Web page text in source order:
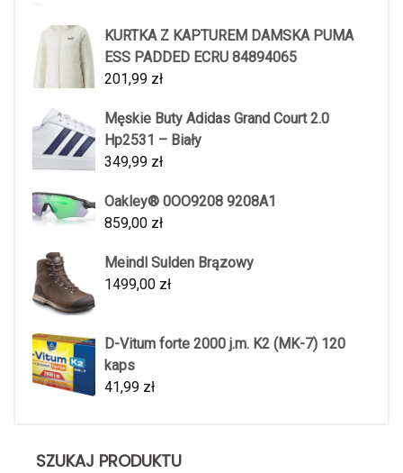
KURTKA Z KAPTUREM DAMSKA PUMA
ESS PADDED ECRU 84894065
201,99 zł
Męskie Buty Adidas Grand Court 2.0
Hp2531 – Biały
349,99 zł
Oakley® 0OO9208 9208A1
859,00 zł
Meindl Sulden Brązowy
1499,00 zł
D-Vitum forte 2000 j.m. K2 (MK-7) 120
kaps
41,99 zł
SZUKAJ PRODUKTU